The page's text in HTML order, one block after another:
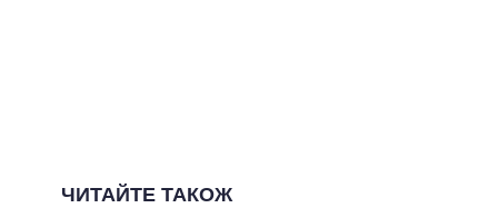
ЧИТАЙТЕ ТАКОЖ